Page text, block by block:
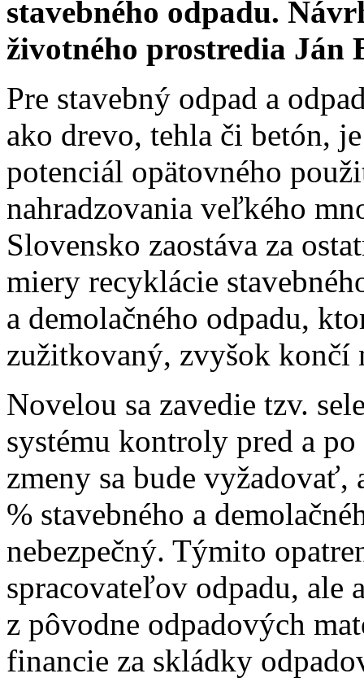
stavebného odpadu.
životného prostredia Ján
Pre stavebný odpad a
ako drevo, tehla či betón,
potenciál opätovného
nahradzovania veľkého
Slovensko zaostáva za
miery recyklácie
a demolačného odpadu,
zužitkovaný, zvyšok končí
Novelou sa zavedie tzv.
systému kontroly pred a
zmeny sa bude
% stavebného a
nebezpečný. Týmito
spracovateľov odpadu, ale
z pôvodne odpadových
financie za skládky